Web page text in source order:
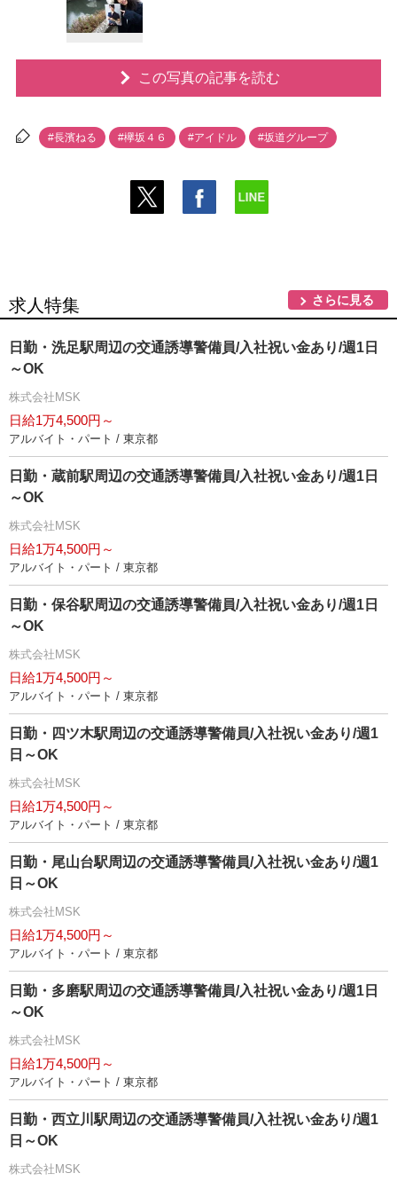
この写真の記事を読む
#長濱ねる #欅坂４６ #アイドル #坂道グループ
求人特集 さらに見る
日勤・洗足駅周辺の交通誘導警備員/入社祝い金あり/週1日
～OK
株式会社MSK
日給1万4,500円～
アルバイト・パート / 東京都
日勤・蔵前駅周辺の交通誘導警備員/入社祝い金あり/週1日
～OK
株式会社MSK
日給1万4,500円～
アルバイト・パート / 東京都
日勤・保谷駅周辺の交通誘導警備員/入社祝い金あり/週1日
～OK
株式会社MSK
日給1万4,500円～
アルバイト・パート / 東京都
日勤・四ツ木駅周辺の交通誘導警備員/入社祝い金あり/週1
日～OK
株式会社MSK
日給1万4,500円～
アルバイト・パート / 東京都
日勤・尾山台駅周辺の交通誘導警備員/入社祝い金あり/週1
日～OK
株式会社MSK
日給1万4,500円～
アルバイト・パート / 東京都
日勤・多磨駅周辺の交通誘導警備員/入社祝い金あり/週1日
～OK
株式会社MSK
日給1万4,500円～
アルバイト・パート / 東京都
日勤・西立川駅周辺の交通誘導警備員/入社祝い金あり/週1
日～OK
株式会社MSK